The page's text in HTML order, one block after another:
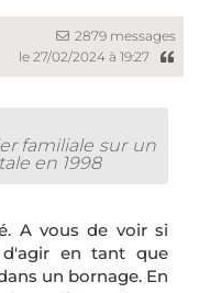
2879 messages
le 27/02/2024 à 19:27
familiale sur un
en 1998
A vous de voir si
en tant que
un bornage. En